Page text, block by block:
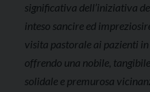
significativa dell’iniziativa
inteso sancire ed
visita pastorale ai pazienti
offrendo una nobile,
solidale e premurosa